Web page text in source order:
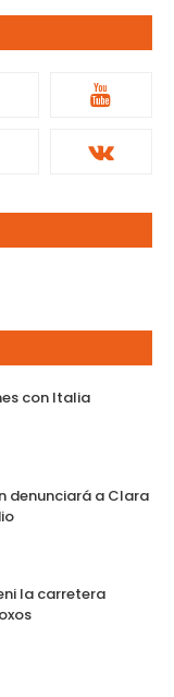
con Italia
denunciará a Clara
la carretera